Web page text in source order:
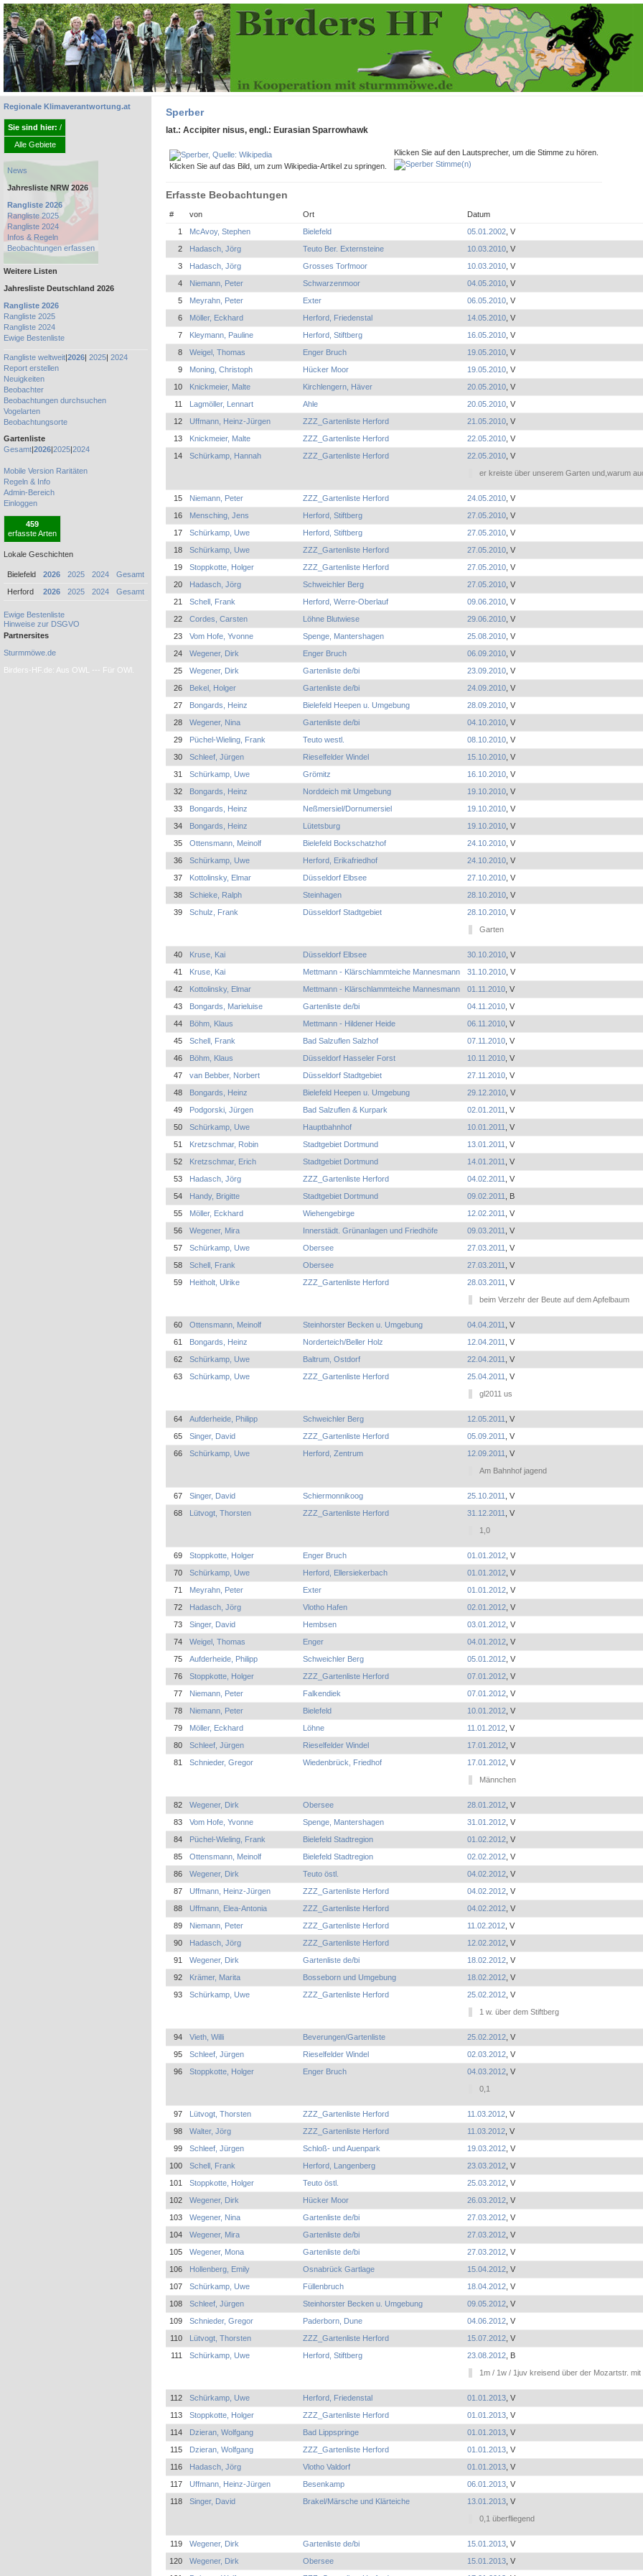
Regionale Klimaverantwortung.at
Sie sind hier: /
Alle Gebiete
News
Jahresliste NRW 2026
Rangliste 2026
Rangliste 2025
Rangliste 2024
Infos & Regeln
Beobachtungen erfassen
Weitere Listen
Jahresliste Deutschland 2026
Rangliste 2026
Rangliste 2025
Rangliste 2024
Ewige Bestenliste
Rangliste weltweit|2026| 2025| 2024
Report erstellen
Neuigkeiten
Beobachter
Beobachtungen durchsuchen
Vogelarten
Beobachtungsorte
Gartenliste
Gesamt 2026 2025 2024
Mobile Version Raritäten
Regeln & Info
Admin-Bereich
Einloggen
459
erfasste Arten
Lokale Geschichten
Bielefeld 2026 2025 2024
Gesamt
Herford
2026 2025 2024 Gesamt
Ewige Bestenliste
Hinweise zur DSGVO
Partnersites
Sturmmöwe.de
Birders-HF.de: Aus OWL --- Für OWl.
Sperber
lat.: Accipiter nisus, engl.: Eurasian Sparrowhawk
Klicken Sie auf das Bild, um zum Wikipedia-Artikel zu springen.
Klicken Sie auf den Lautsprecher, um die Stimme zu hören.
Erfasste Beobachtungen
# von Ort
Datum
1
McAvoy, Stephen Bielefeld 05.01.2002 , V
2
Hadasch, Jörg Teuto Ber. Externsteine 10.03.2010 , V
3
Hadasch, Jörg Grosses Torfmoor 10.03.2010 , V
4
Niemann, Peter Schwarzenmoor 04.05.2010 , V
5
Meyrahn, Peter Exter 06.05.2010 , V
6
Möller, Eckhard Herford, Friedenstal 14.05.2010 , V
7
Kleymann, Pauline Herford, Stiftberg 16.05.2010 , V
8
Weigel, Thomas Enger Bruch 19.05.2010 , V
9
Moning, Christoph Hücker Moor 19.05.2010 , V
10
Knickmeier, Malte Kirchlengern, Häver 20.05.2010 , V
11
Lagmöller, Lennart Ahle 20.05.2010 , V
12
Uffmann, Heinz-Jürgen ZZZ_Gartenliste Herford 21.05.2010 , V
13
Knickmeier, Malte ZZZ_Gartenliste Herford 22.05.2010 , V
14
Schürkamp, Hannah ZZZ_Gartenliste Herford 22.05.2010 , V
er kreiste über unserem Garten und,warum
15 Niemann, Peter ZZZ_Gartenliste Herford 24.05.2010 , V
16
Mensching, Jens Herford, Stiftberg 27.05.2010 , V
17
Schürkamp, Uwe Herford, Stiftberg 27.05.2010 , V
18
Schürkamp, Uwe ZZZ_Gartenliste Herford 27.05.2010 , V
19
Stoppkotte, Holger ZZZ_Gartenliste Herford 27.05.2010 , V
20
Hadasch, Jörg Schweichler Berg 27.05.2010 , V
21
Schell, Frank Herford, Werre-Oberlauf 09.06.2010 , V
22
Cordes, Carsten Löhne Blutwiese 29.06.2010 , V
23
Vom Hofe, Yvonne Spenge, Mantershagen 25.08.2010 , V
24
Wegener, Dirk Enger Bruch 06.09.2010 , V
25
Wegener, Dirk Gartenliste de/bi 23.09.2010 , V
26
Bekel, Holger Gartenliste de/bi 24.09.2010 , V
27
Bongards, Heinz Bielefeld Heepen u. Umgebung 28.09.2010 , V
28
Wegener, Nina Gartenliste de/bi 04.10.2010 , V
29
Püchel-Wieling, Frank Teuto westl. 08.10.2010 , V
30
Schleef, Jürgen Rieselfelder Windel 15.10.2010 , V
31
Schürkamp, Uwe Grömitz 16.10.2010 , V
32
Bongards, Heinz Norddeich mit Umgebung 19.10.2010 , V
33
Bongards, Heinz Neßmersiel/Dornumersiel 19.10.2010 , V
34
Bongards, Heinz Lütetsburg 19.10.2010 , V
35
Ottensmann, Meinolf Bielefeld Bockschatzhof 24.10.2010 , V
36
Schürkamp, Uwe Herford, Erikafriedhof 24.10.2010 , V
37
Kottolinsky, Elmar Düsseldorf Elbsee 27.10.2010 , V
38
Schieke, Ralph Steinhagen 28.10.2010 , V
39
Schulz, Frank Düsseldorf Stadtgebiet 28.10.2010 , V
Garten
40 Kruse, Kai Düsseldorf Elbsee 30.10.2010 , V
41
Kruse, Kai Mettmann - Klärschlammteiche Mannesmann 31.10.2010 , V
42
Kottolinsky, Elmar Mettmann - Klärschlammteiche Mannesmann 01.11.2010 , V
43
Bongards, Marieluise Gartenliste de/bi 04.11.2010 , V
44
Böhm, Klaus Mettmann - Hildener Heide 06.11.2010 , V
45
Schell, Frank Bad Salzuflen Salzhof 07.11.2010 , V
46
Böhm, Klaus Düsseldorf Hasseler Forst 10.11.2010 , V
47
van Bebber, Norbert Düsseldorf Stadtgebiet 27.11.2010 , V
48
Bongards, Heinz Bielefeld Heepen u. Umgebung 29.12.2010 , V
49
Podgorski, Jürgen Bad Salzuflen & Kurpark 02.01.2011
, V
50
Schürkamp, Uwe Hauptbahnhof 10.01.2011
, V
51
Kretzschmar, Robin Stadtgebiet Dortmund 13.01.2011
, V
52
Kretzschmar, Erich Stadtgebiet Dortmund 14.01.2011
, V
53
Hadasch, Jörg ZZZ_Gartenliste Herford 04.02.2011
, V
54
Handy, Brigitte Stadtgebiet Dortmund 09.02.2011
, B
55
Möller, Eckhard Wiehengebirge 12.02.2011
, V
56
Wegener, Mira Innerstädt. Grünanlagen und Friedhöfe 09.03.2011
, V
57
Schürkamp, Uwe Obersee 27.03.2011
, V
58
Schell, Frank Obersee 27.03.2011
, V
59
Heitholt, Ulrike ZZZ_Gartenliste Herford 28.03.2011
, V
beim Verzehr der Beute auf dem Apfelbaum
60 Ottensmann, Meinolf Steinhorster Becken u. Umgebung 04.04.2011
, V
61
Bongards, Heinz Norderteich/Beller Holz 12.04.2011
, V
62
Schürkamp, Uwe Baltrum, Ostdorf 22.04.2011
, V
63
Schürkamp, Uwe ZZZ_Gartenliste Herford 25.04.2011
, V
gl2011 us
64 Aufderheide, Philipp Schweichler Berg 12.05.2011
, V
65
Singer, David ZZZ_Gartenliste Herford 05.09.2011
, V
66
Schürkamp, Uwe Herford, Zentrum 12.09.2011
, V
Am Bahnhof jagend
67 Singer, David Schiermonnikoog 25.10.2011
, V
68
Lütvogt, Thorsten ZZZ_Gartenliste Herford 31.12.2011
, V
1,0
69 Stoppkotte, Holger Enger Bruch 01.01.2012 , V
70
Schürkamp, Uwe Herford, Ellersiekerbach 01.01.2012 , V
71
Meyrahn, Peter Exter 01.01.2012 , V
72
Hadasch, Jörg Vlotho Hafen 02.01.2012 , V
73
Singer, David Hembsen 03.01.2012 , V
74
Weigel, Thomas Enger 04.01.2012 , V
75
Aufderheide, Philipp Schweichler Berg 05.01.2012 , V
76
Stoppkotte, Holger ZZZ_Gartenliste Herford 07.01.2012 , V
77
Niemann, Peter Falkendiek 07.01.2012 , V
78
Niemann, Peter Bielefeld 10.01.2012 , V
79
Möller, Eckhard Löhne 11.01.2012 , V
80
Schleef, Jürgen Rieselfelder Windel 17.01.2012 , V
81
Schnieder, Gregor Wiedenbrück, Friedhof 17.01.2012 , V
Männchen
82 Wegener, Dirk Obersee 28.01.2012 , V
83
Vom Hofe, Yvonne Spenge, Mantershagen 31.01.2012 , V
84
Püchel-Wieling, Frank Bielefeld Stadtregion 01.02.2012 , V
85
Ottensmann, Meinolf Bielefeld Stadtregion 02.02.2012 , V
86
Wegener, Dirk Teuto östl. 04.02.2012 , V
87
Uffmann, Heinz-Jürgen ZZZ_Gartenliste Herford 04.02.2012 , V
88
Uffmann, Elea-Antonia ZZZ_Gartenliste Herford 04.02.2012 , V
89
Niemann, Peter ZZZ_Gartenliste Herford 11.02.2012 , V
90
Hadasch, Jörg ZZZ_Gartenliste Herford 12.02.2012 , V
91
Wegener, Dirk Gartenliste de/bi 18.02.2012 , V
92
Krämer, Marita Bosseborn und Umgebung 18.02.2012 , V
93
Schürkamp, Uwe ZZZ_Gartenliste Herford 25.02.2012 , V
1 w. über dem Stiftberg
94 Vieth, Willi Beverungen/Gartenliste 25.02.2012 , V
95
Schleef, Jürgen Rieselfelder Windel 02.03.2012 , V
96
Stoppkotte, Holger Enger Bruch 04.03.2012 , V
0,1
97 Lütvogt, Thorsten ZZZ_Gartenliste Herford 11.03.2012 , V
98
Walter, Jörg ZZZ_Gartenliste Herford 11.03.2012 , V
99
Schleef, Jürgen Schloß- und Auenpark 19.03.2012 , V
100
Schell, Frank Herford, Langenberg 23.03.2012 , V
101
Stoppkotte, Holger Teuto östl. 25.03.2012 , V
102
Wegener, Dirk Hücker Moor 26.03.2012 , V
103
Wegener, Nina Gartenliste de/bi 27.03.2012 , V
104
Wegener, Mira Gartenliste de/bi 27.03.2012 , V
105
Wegener, Mona Gartenliste de/bi 27.03.2012 , V
106
Hollenberg, Emily Osnabrück Gartlage 15.04.2012 , V
107
Schürkamp, Uwe Füllenbruch 18.04.2012 , V
108
Schleef, Jürgen Steinhorster Becken u. Umgebung 09.05.2012 , V
109
Schnieder, Gregor Paderborn, Dune 04.06.2012 , V
110
Lütvogt, Thorsten ZZZ_Gartenliste Herford 15.07.2012 , V
111
Schürkamp, Uwe Herford, Stiftberg 23.08.2012 , B
1m / 1w / 1juv kreisend über der Mozartstr. mit
112 Schürkamp, Uwe Herford, Friedenstal 01.01.2013 , V
113
Stoppkotte, Holger ZZZ_Gartenliste Herford 01.01.2013 , V
114
Dzieran, Wolfgang Bad Lippspringe 01.01.2013 , V
115
Dzieran, Wolfgang ZZZ_Gartenliste Herford 01.01.2013 , V
116
Hadasch, Jörg Vlotho Valdorf 01.01.2013 , V
117
Uffmann, Heinz-Jürgen Besenkamp 06.01.2013 , V
118
Singer, David Brakel/Märsche und Klärteiche 13.01.2013 , V
0,1 überfliegend
119 Wegener, Dirk Gartenliste de/bi 15.01.2013 , V
120
Wegener, Dirk Obersee 15.01.2013 , V